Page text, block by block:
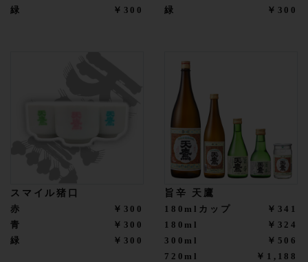
緑
￥300
緑
￥300
スマイル猪口
赤
￥300
青
￥300
緑
￥300
旨辛 天鷹
180mlカップ
￥341
180ml
￥324
300ml
￥506
720ml
￥1,188